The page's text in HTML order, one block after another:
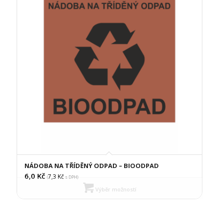
NÁDOBA NA TŘÍDĚNÝ ODPAD – BIOODPAD
6,0 Kč (7,3 Kčs DPH)
Výběr možností